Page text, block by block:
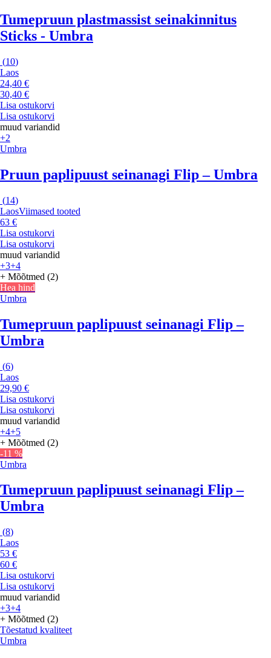
Tumepruun plastmassist seinakinnitus
Sticks - Umbra
(10)
Laos
24,40 €
30,40 €
Lisa ostukorvi
Lisa ostukorvi
muud variandid
+2
Umbra
Pruun paplipuust seinanagi Flip – Umbra
(14)
LaosViimased tooted
63 €
Lisa ostukorvi
Lisa ostukorvi
muud variandid
+3+4
+ Mõõtmed (2)
Hea hind
Umbra
Tumepruun paplipuust seinanagi Flip –
Umbra
(6)
Laos
29,90 €
Lisa ostukorvi
Lisa ostukorvi
muud variandid
+4+5
+ Mõõtmed (2)
-11 %
Umbra
Tumepruun paplipuust seinanagi Flip –
Umbra
(8)
Laos
53 €
60 €
Lisa ostukorvi
Lisa ostukorvi
muud variandid
+3+4
+ Mõõtmed (2)
Tõestatud kvaliteet
Umbra